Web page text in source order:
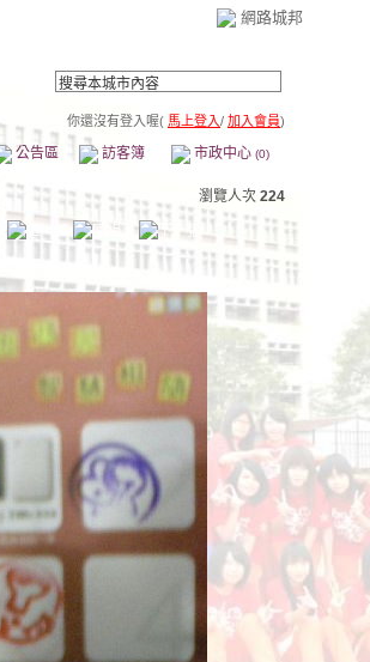
網路城邦
你還沒有登入喔( 馬上登入/ 加入會員)
公告區 訪客簿 市政中心 (0)
瀏覽人次 224